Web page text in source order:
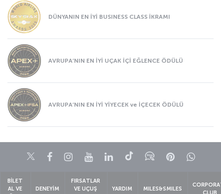
DÜNYANIN EN İYİ BUSINESS CLASS İKRAMI
AVRUPA’NIN EN İYİ UÇAK İÇİ EĞLENCE ÖDÜLÜ
AVRUPA’NIN EN İYİ YİYECEK ve İÇECEK ÖDÜLÜ
TwitterFacebookInstagram
YoutubeLinkedIn
TiktokBlogPinterest
BİLET
AL VE
DENEYİM
FIRSATLAR
VE UÇUŞ
YARDIM MILES&SMILES
CLUB